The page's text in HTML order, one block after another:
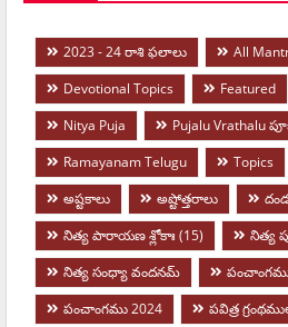
2023 - 24 రాశి ఫలాలు
All
Devotional Topics
Featured
Nitya Puja
Pujalu Vrathalu
Ramayanam Telugu
Topics
అష్టకాలు
అష్టోత్తరాలు
నిత్య పారాయణ శ్లోకాః (15)
నిత్య
నిత్య సంధ్యా వందనమ్
పంచాంగము 2024
పవిత్ర